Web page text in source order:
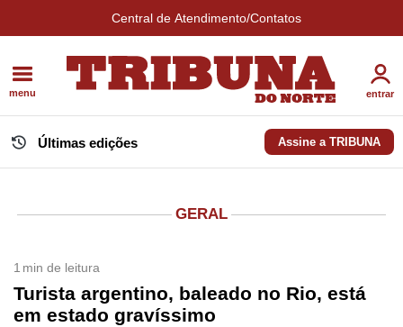
Central de Atendimento/Contatos
menu entrar
Últimas edições Assine a TRIBUNA
GERAL
1 min de leitura
Turista argentino, baleado no Rio, está
em estado gravíssimo